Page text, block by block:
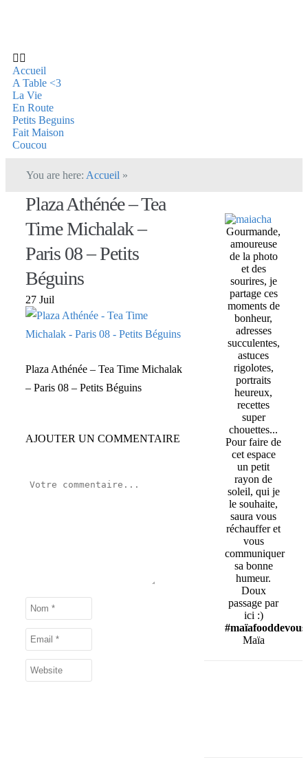
Accueil
A Table <3
La Vie
En Route
Petits Beguins
Fait Maison
Coucou
You are here: Accueil »
Plaza Athénée – Tea
Time Michalak –
Paris 08 – Petits
Béguins
27 Juil
Plaza Athénée – Tea Time Michalak
– Paris 08 – Petits Béguins
AJOUTER UN COMMENTAIRE
Gourmande,
amoureuse
de la photo
et des
sourires, je
partage ces
moments de
bonheur,
adresses
succulentes,
astuces
rigolotes,
portraits
heureux,
recettes
super
chouettes...
Pour faire de
cet espace
un petit
rayon de
soleil, qui je
le souhaite,
saura vous
réchauffer et
vous
communiquer
sa bonne
humeur.
Doux
passage par
ici :)
#maïafooddevous
Maïa